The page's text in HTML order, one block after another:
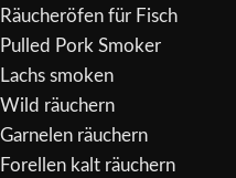
Räucheröfen für Fisch
Pulled Pork Smoker
Lachs smoken
Wild räuchern
Garnelen räuchern
Forellen kalt räuchern